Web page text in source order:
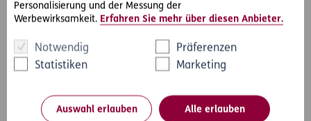
Personalisierung und der Messung der
Werbewirksamkeit. Erfahren Sie mehr über diesen Anbieter.
Notwendig
Präferenzen
Statistiken
Marketing
Auswahl erlauben Alle erlauben
#Rechtsfälle #Arbeit & Soziales